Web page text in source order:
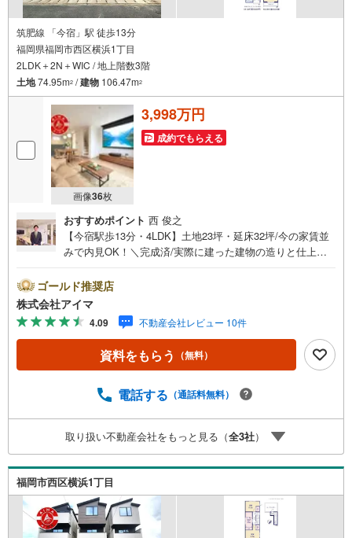
筑肥線 「今宿」駅 徒歩13分
福岡県福岡市西区横浜1丁目
2LDK＋2N＋WIC / 地上階数3階
土地74.95m2 /建物 106.47m2
画像36枚
3,998万円
成約でもらえる
おすすめポイント 西 俊之
【今宿駅歩13分・4LDK】土地23坪・延床32坪/今の家賃並
みで内見OK！＼完成済/実際に建った建物の造りと仕上が
りは4LDK・LDK15帖以上。土地約23坪・延床約32坪と、暮
らしの広さを数字でご確認いただけます。■品質・保証住ま
いの品質を支える裏付けです。基礎は面で支えるベタ基
礎。地盤調査を実施済み。築2年以内の新しい住まい。ほか
に外壁サイディング・即引渡し可も備えます。■省エネ性能
光熱費と快適さに配慮した仕様です。熱を伝えにくい複層
を循環。ほかにエコジョーズも備えます。■アイマのサポー
済プランもご用意平日も夜間もご見学OK/ご自宅・最寄り
駅まで送迎無料/オンライン相談OK「見るだけ」「ローン
相談だけ」でも歓迎します他社でローンが難しいと言われ
た方、転職後で審査にご不安の方もご相談ください
ゴールド推奨店
株式会社アイマ
4.09 不動産会社レビュー 10件
資料をもらう （無料）
電話する （通話料無料）
取り扱い不動産会社をもっと見る（全3社）
福岡市西区横浜1丁目